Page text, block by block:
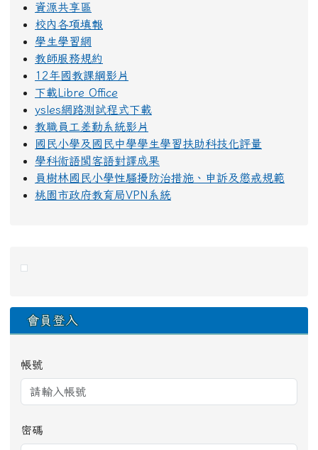
資源共享區
校內各項填報
學生學習網
教師服務規約
12年國教課綱影片
下載Libre Office
ysles網路測試程式下載
教職員工差勤系統影片
國民小學及國民中學學生學習扶助科技化評量
學科術語閩客語對譯成果
員樹林國民小學性騷擾防治措施、申訴及懲戒規範
桃園市政府教育局VPN系統
會員登入
帳號
密碼